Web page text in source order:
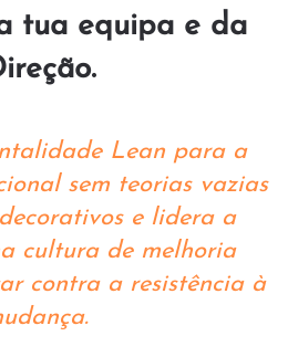
tua equipa e da
Lean para a
sem teorias vazias
e lidera a
cultura de melhoria
contra a resistência à